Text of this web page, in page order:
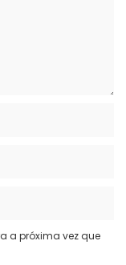
a próxima vez que